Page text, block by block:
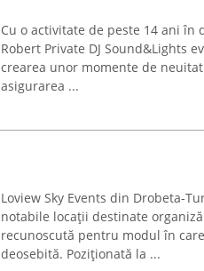
Cu o activitate de peste 14 ani în
Robert Private DJ Sound&Lights
crearea unor momente de
asigurarea ...
Loview Sky Events din Drobeta-
notabile locații destinate
recunoscută pentru modul în
deosebită. Poziționată la ...